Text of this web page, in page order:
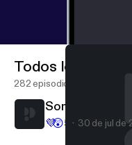
Todos los
282 episodios
Sommerspecial:
💜😲5 30 de jul de